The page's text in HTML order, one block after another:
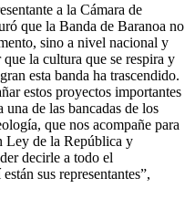
a la Cámara de
que la Banda de Baranoa no
sino a nivel nacional y
la cultura que se respira y
esta banda ha trascendido.
estos proyectos importantes
de las bancadas de los
que nos acompañe para
Ley de la República y
decirle a todo el
sus representantes”,